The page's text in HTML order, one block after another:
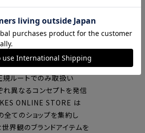
中心エリアで現在7店舗の
セレクトショップを展開
国内外のブランドを
規ルートでのみ取扱い
れ異なるコンセプトを発信
ONLINE STORE は
全てのショップを集約し
界観のブランドアイテムを